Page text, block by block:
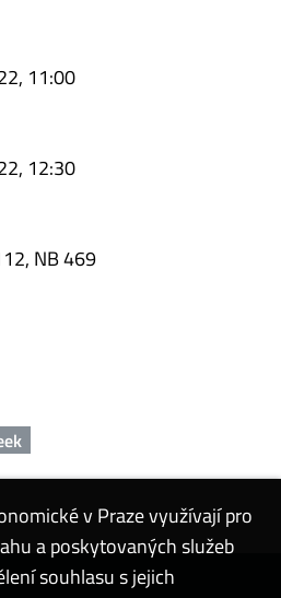
11:00
12:30
NB 469
v Praze využívají pro
a poskytovaných služeb
souhlasu s jejich